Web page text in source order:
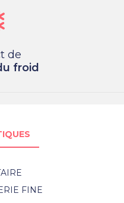
de
froid
FINE